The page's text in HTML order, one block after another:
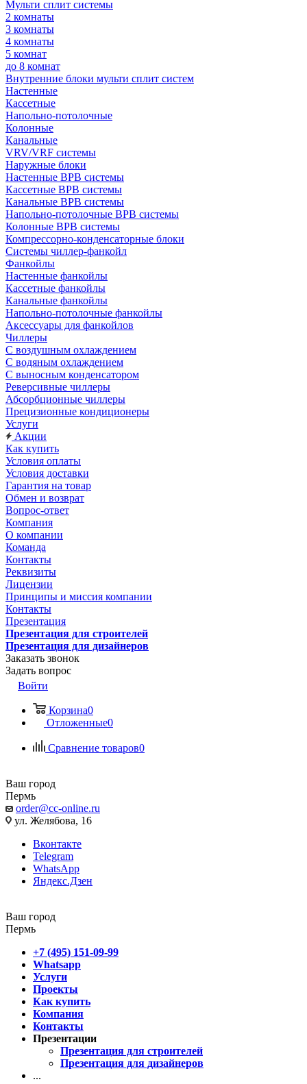
Мульти сплит системы
2 комнаты
3 комнаты
4 комнаты
5 комнат
до 8 комнат
Внутренние блоки мульти сплит систем
Настенные
Кассетные
Напольно-потолочные
Колонные
Канальные
VRV/VRF системы
Наружные блоки
Настенные ВРВ системы
Кассетные ВРВ системы
Канальные ВРВ системы
Напольно-потолочные ВРВ системы
Колонные ВРВ системы
Компрессорно-конденсаторные блоки
Системы чиллер-фанкойл
Фанкойлы
Настенные фанкойлы
Кассетные фанкойлы
Канальные фанкойлы
Напольно-потолочные фанкойлы
Аксессуары для фанкойлов
Чиллеры
С воздушным охлаждением
С водяным охлаждением
С выносным конденсатором
Реверсивные чиллеры
Абсорбционные чиллеры
Прецизионные кондиционеры
Услуги
Акции
Как купить
Условия оплаты
Условия доставки
Гарантия на товар
Обмен и возврат
Вопрос-ответ
Компания
О компании
Команда
Контакты
Реквизиты
Лицензии
Принципы и миссия компании
Контакты
Презентация
Презентация для строителей
Презентация для дизайнеров
Заказать звонок
Задать вопрос
Войти
Корзина0
Отложенные0
Сравнение товаров0
Ваш город
Пермь
order@cc-online.ru
ул. Желябова, 16
Вконтакте
Telegram
WhatsApp
Яндекс.Дзен
Ваш город
Пермь
+7 (495) 151-09-99
Whatsapp
Услуги
Проекты
Как купить
Компания
Контакты
Презентации
Презентация для строителей
Презентация для дизайнеров
...